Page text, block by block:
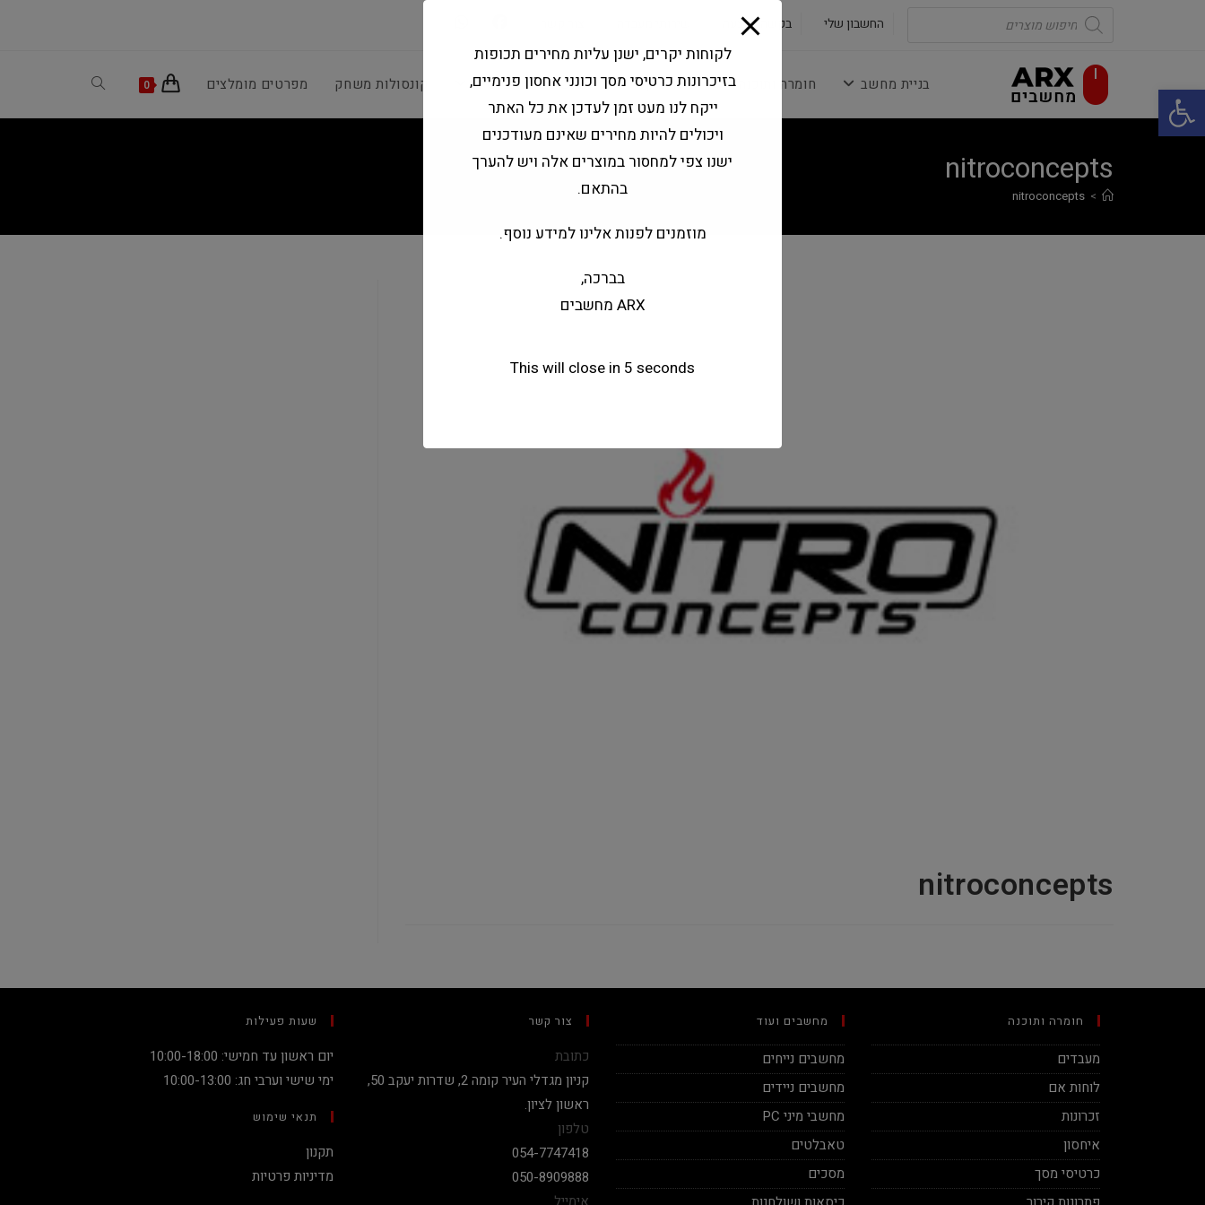
פתח סרגל נגישות
Products
search החשבון שלי בקשה להצעה
בניית מחשב חומרה ותוכנה ציוד היקפי מחשבים וטאבלטים קונסולות משחק מפרטים מומלצים 0
Toggle
nitroconcepts
>
nitroconcepts
nitroconcepts
חומרה ותוכנה
מעבדים
לוחות אם
זכרונות
איחסון
כרטיסי מסך
מחשבים ועוד
מחשבים נייחים
מחשבים ניידים
מחשבי מיני PC
טאבלטים
מסכים
צור קשר
כתובת
קניון מגדלי העיר קומה 2, שדרות יעקב 50,
ראשון לציון.
טלפון
054-7747418
050-8909888
שעות פעילות
יום ראשון עד חמישי: 10:00-18:00
ימי שישי וערבי חג: 10:00-13:00
תנאי שימוש
תקנון
מדיניות פרטיות
לקוחות יקרים, ישנן עליות מחירים תכופות
בזיכרונות כרטיסי מסך וכונני אחסון פנימיים,
ייקח לנו מעט זמן לעדכן את כל האתר
ויכולים להיות מחירים שאינם מעודכנים
ישנו צפי למחסור במוצרים אלה ויש להערך
בהתאם.
מוזמנים לפנות אלינו למידע נוסף.
בברכה,
ARX מחשבים
This will close in 5 seconds